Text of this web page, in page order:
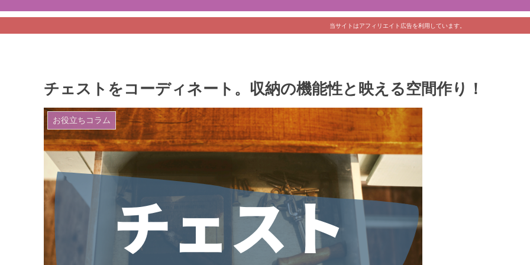
当サイトはアフィリエイト広告を利用しています。
チェストをコーディネート。収納の機能性と映える空間作り！
お役立ちコラム